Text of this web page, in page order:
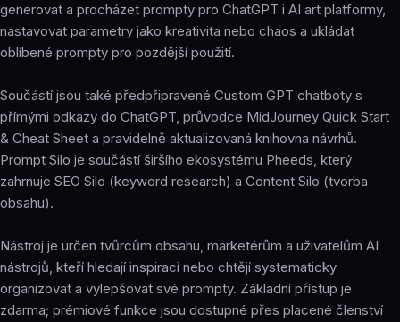
generovat a procházet prompty pro ChatGPT i AI art platformy,
nastavovat parametry jako kreativita nebo chaos a ukládat
oblíbené prompty pro pozdější použití.
Součástí jsou také předpřipravené Custom GPT chatboty s
přímými odkazy do ChatGPT, průvodce MidJourney Quick Start
& Cheat Sheet a pravidelně aktualizovaná knihovna návrhů.
Prompt Silo je součástí širšího ekosystému Pheeds, který
zahrnuje SEO Silo (keyword research) a Content Silo (tvorba
obsahu).
Nástroj je určen tvůrcům obsahu, marketérům a uživatelům AI
nástrojů, kteří hledají inspiraci nebo chtějí systematicky
organizovat a vylepšovat své prompty. Základní přístup je
zdarma; prémiové funkce jsou dostupné přes placené členství